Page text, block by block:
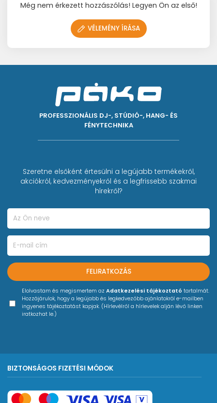
Még nem érkezett hozzászólás! Legyen Ön az első!
VÉLEMÉNY ÍRÁSA
PROFESSZIONÁLIS DJ-, STÚDIÓ-, HANG- ÉS
FÉNYTECHNIKA
Szeretne elsőként értesülni a legújabb termékekről,
akciókról, kedvezményekről és a legfrissebb szakmai
hírekről?
FELIRATKOZÁS
Elolvastam és megismertem az Adatkezelési tájékoztató tartalmát.
Hozzájárulok, hogy a legújabb és legkedvezőbb ajánlatokról e-mailben
ingyenes tájékoztatást kapjak. (Hírlevélről a hírlevelek alján lévő linken
iratkozhat le.)
BIZTONSÁGOS FIZETÉSI MÓDOK